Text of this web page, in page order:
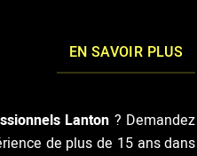
EN SAVOIR PLUS
Lanton ? Demandez
de plus de 15 ans dans